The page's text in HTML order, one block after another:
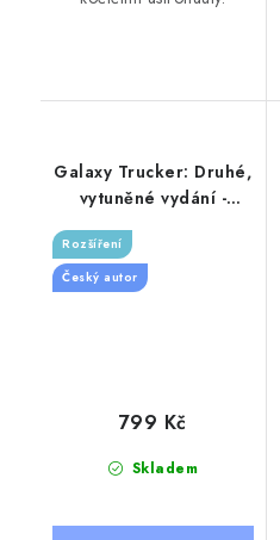
Galaxy Trucker: Druhé,
vytuněné vydání -
Rozšíření
Český autor
Skladem
799 Kč